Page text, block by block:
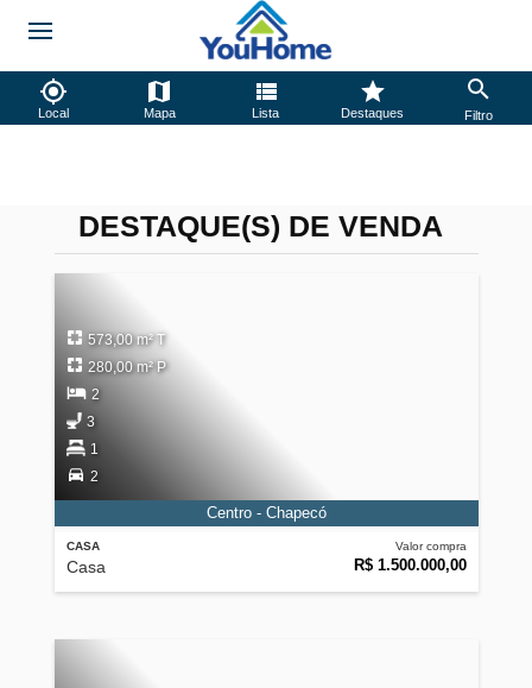
Local Mapa Lista Destaques Filtro
DESTAQUE(S) DE VENDA
CASA
Casa
Valor compra
R$ 1.500.000,00
573,00 m² T
280,00 m² P
2
3
1
2
Centro - Chapecó